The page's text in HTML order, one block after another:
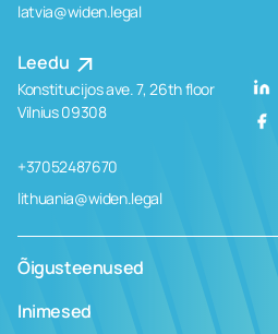
latvia@widen.legal
Leedu
Konstitucijos ave. 7, 26th floor
Vilnius 09308
+37052487670
lithuania@widen.legal
Õigusteenused
Inimesed